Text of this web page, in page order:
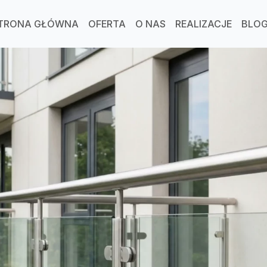
GŁÓWNA OFERTA O NAS REALIZACJE